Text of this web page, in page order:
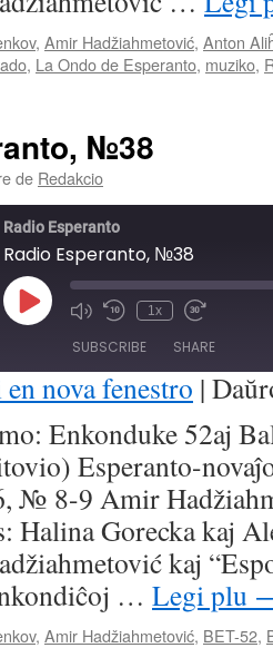
, Amir Hadžiahmetović, Anton
, La Ondo de Esperanto, muziko,
№38
de Redakcio
Radio Esperanto
Radio Esperanto, №38
Play
Episode Mute/Unmute
Rewind
Seconds
1x
Fast
30
seconds
SUBSCRIBE SHARE
nova fenestro |
Enkonduke 52aj
Esperanto-
№ 8-9 Amir
Halina Gorecka kaj
kaj
… Legi plu
, Amir Hadžiahmetović, BET-52,